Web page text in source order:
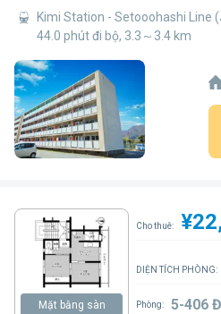
Kimi Station - Setooohashi Line
44.0 phút đi bộ, 3.3～3.4 km
Mặt bằng sàn
Cho thuê:
DIỆN TÍCH PHÒNG:
Phòng: 5-406